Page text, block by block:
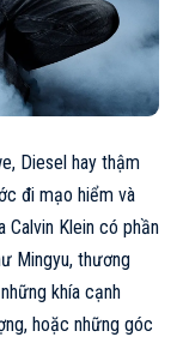
Diesel hay thậm
đi mạo hiểm và
Klein có phần
Mingyu, thương
khía cạnh
hoặc những góc